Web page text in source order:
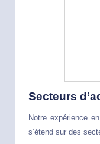
Secteurs
Notre expérience
s’étend sur des